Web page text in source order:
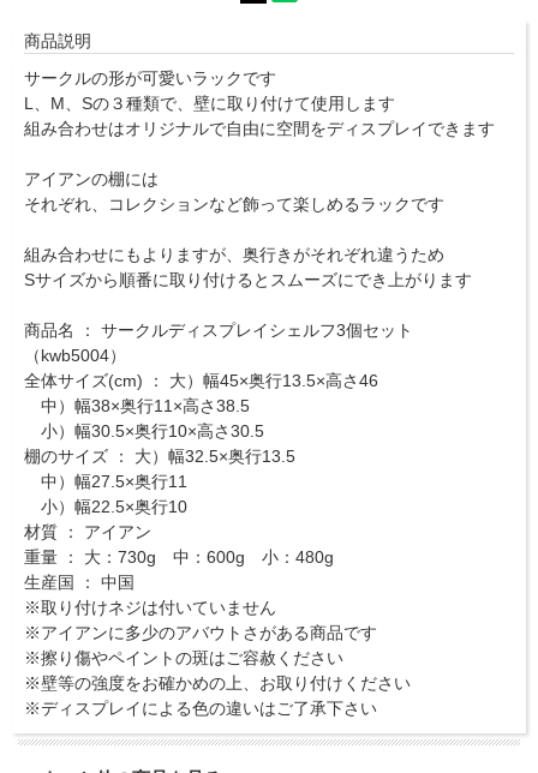
商品説明
サークルの形が可愛いラックです
L、M、Sの３種類で、壁に取り付けて使用します
組み合わせはオリジナルで自由に空間をディスプレイできます
アイアンの棚には
それぞれ、コレクションなど飾って楽しめるラックです
組み合わせにもよりますが、奥行きがそれぞれ違うため
Sサイズから順番に取り付けるとスムーズにでき上がります
商品名 ： サークルディスプレイシェルフ3個セット
（kwb5004）
全体サイズ(cm) ： 大）幅45×奥行13.5×高さ46
中）幅38×奥行11×高さ38.5
小）幅30.5×奥行10×高さ30.5
棚のサイズ ： 大）幅32.5×奥行13.5
中）幅27.5×奥行11
小）幅22.5×奥行10
材質 ： アイアン
重量 ： 大：730g 中：600g 小：480g
生産国 ： 中国
※取り付けネジは付いていません
※アイアンに多少のアバウトさがある商品です
※擦り傷やペイントの斑はご容赦ください
※壁等の強度をお確かめの上、お取り付けください
※ディスプレイによる色の違いはご了承下さい